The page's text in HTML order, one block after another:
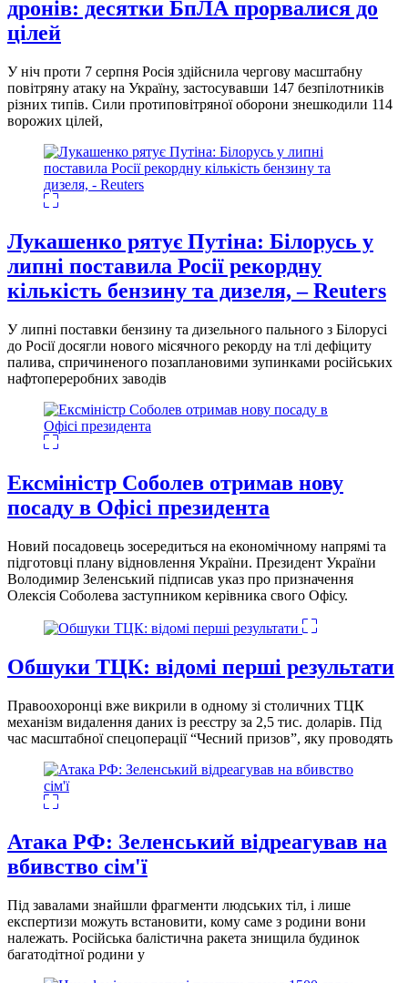
дронів: десятки БпЛА прорвалися до
цілей
У ніч проти 7 серпня Росія здійснила чергову масштабну
повітряну атаку на Україну, застосувавши 147 безпілотників
різних типів. Сили протиповітряної оборони знешкодили 114
ворожих цілей,
Лукашенко рятує Путіна: Білорусь у
липні поставила Росії рекордну
кількість бензину та дизеля, – Reuters
У липні поставки бензину та дизельного пального з Білорусі
до Росії досягли нового місячного рекорду на тлі дефіциту
палива, спричиненого позаплановими зупинками російських
нафтопереробних заводів
Ексміністр Соболев отримав нову
посаду в Офісі президента
Новий посадовець зосередиться на економічному напрямі та
підготовці плану відновлення України. Президент України
Володимир Зеленський підписав указ про призначення
Олексія Соболева заступником керівника свого Офісу.
Обшуки ТЦК: відомі перші результати
Правоохоронці вже викрили в одному зі столичних ТЦК
механізм видалення даних із реєстру за 2,5 тис. доларів. Під
час масштабної спецоперації “Чесний призов”, яку проводять
Атака РФ: Зеленський відреагував на
вбивство сім'ї
Під завалами знайшли фрагменти людських тіл, і лише
експертизи можуть встановити, кому саме з родини вони
належать. Російська балістична ракета знищила будинок
багатодітної родини у